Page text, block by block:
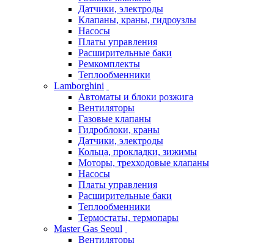
Датчики, электроды
Клапаны, краны, гидроузлы
Насосы
Платы управления
Расширительные баки
Ремкомплекты
Теплообменники
Lamborghini
Автоматы и блоки розжига
Вентиляторы
Газовые клапаны
Гидроблоки, краны
Датчики, электроды
Кольца, прокладки, зижимы
Моторы, трехходовые клапаны
Насосы
Платы управления
Расширительные баки
Теплообменники
Термостаты, термопары
Master Gas Seoul
Вентиляторы